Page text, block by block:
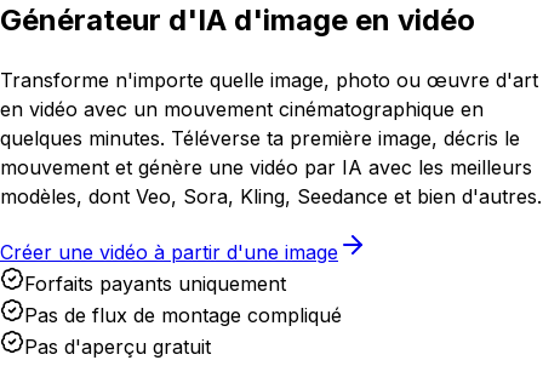
Générateur d'IA d'image en vidéo
Transforme n'importe quelle image, photo ou œuvre d'art
en vidéo avec un mouvement cinématographique en
quelques minutes. Téléverse ta première image, décris le
mouvement et génère une vidéo par IA avec les meilleurs
modèles, dont Veo, Sora, Kling, Seedance et bien d'autres.
Créer une vidéo à partir d'une image
Forfaits payants uniquement
Pas de flux de montage compliqué
Pas d'aperçu gratuit